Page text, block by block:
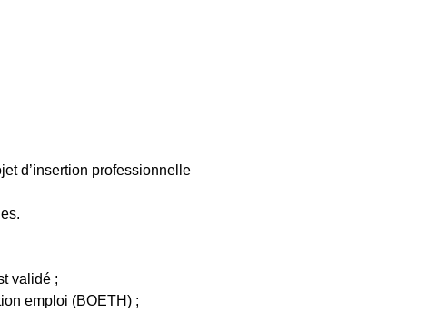
d’insertion professionnelle
validé ;
emploi (BOETH) ;